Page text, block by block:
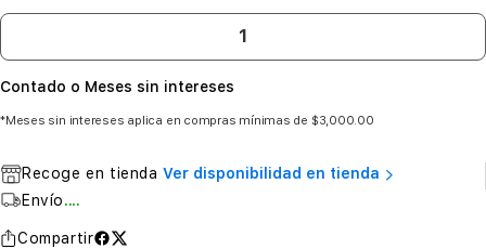
Contado o Meses sin intereses
*Meses sin intereses aplica en compras mínimas de $3,000.00
Recoge en tienda Ver disponibilidad en tienda
Envío....
Compartir